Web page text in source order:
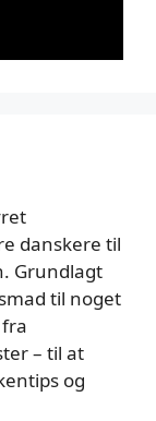
danskere til
Grundlagt
til noget
– til at
og